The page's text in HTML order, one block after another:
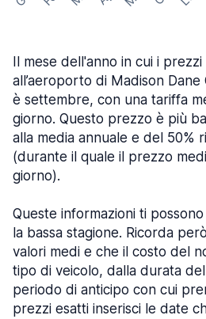
Il mese dell'anno in cui i
all’aeroporto di Madison
è settembre, con una tariffa
giorno. Questo prezzo è più
alla media annuale e del 50%
(durante il quale il prezzo
giorno).
Queste informazioni ti
la bassa stagione. Ricorda
valori medi e che il costo del
tipo di veicolo, dalla durata
periodo di anticipo con cui
prezzi esatti inserisci le date